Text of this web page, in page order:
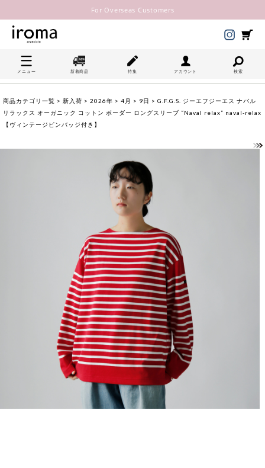
For Overseas Customers
メニュー 新着商品 特集 アカウント 検索
商品カテゴリ一覧 > 新入荷 > 2026年 > 4月 > 9日 > G.F.G.S. ジーエフジーエス ナバル
リラックス オーガニック コットン ボーダー ロングスリーブ “Naval relax” naval-relax
【ヴィンテージピンバッジ付き】